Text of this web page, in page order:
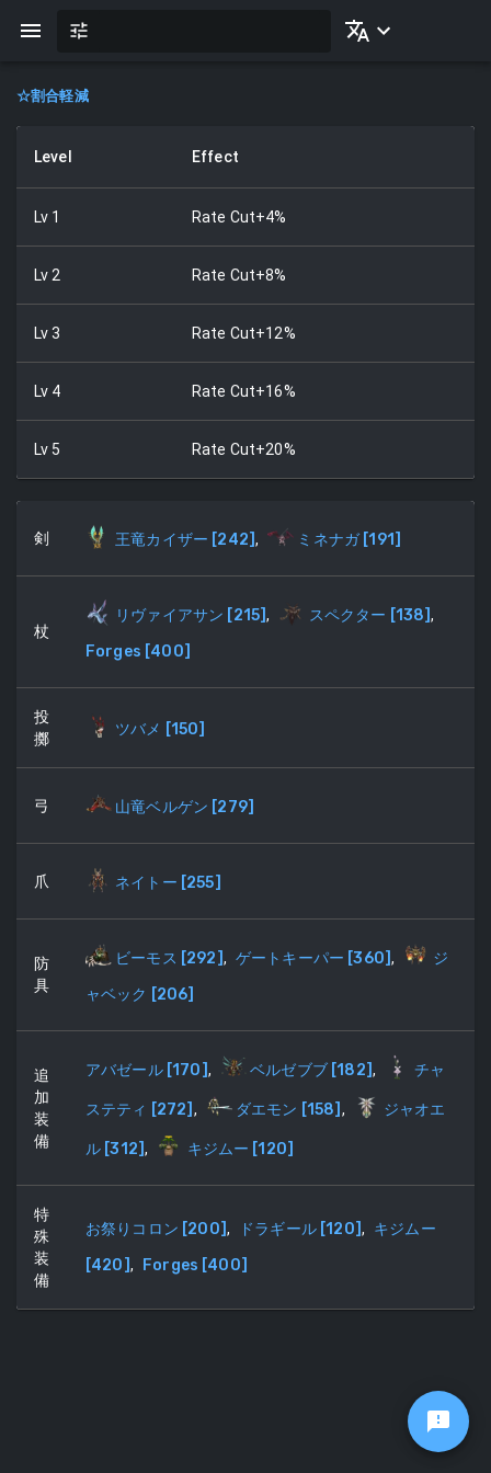
☆割合軽減
Level Effect
Lv 1 Rate Cut+4%
Lv 2 Rate Cut+8%
Lv3 Rate Cut+12%
Lv 4 Rate Cut+16%
Lv 5 Rate Cut+20%
剣 王竜カイザー [242], ミネナガ [191 ]
杖
リヴァイアサン [215], スペクター [138],
Forges [400]
投
擲
ツバメ [150]
弓 山竜ベルゲン [279]
爪 ネイトー [255]
防
具
ビーモス [292], ゲートキーパー [360],
ジ
ャベック [206]
追
加
装
備
アバゼール [170], ベルゼブブ [182], チャ
ステティ [272] , ダエモン [158] , ジャオエ
ル [312], キジムー [120]
特
殊
装
備
お祭りコロン [200], ドラギール [120],
キジムー
[420], Forges [400]